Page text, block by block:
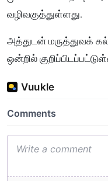
வழிவகுத்துள்ளது.
அத்துடன் மருத்துவக்
ஒன்றில்